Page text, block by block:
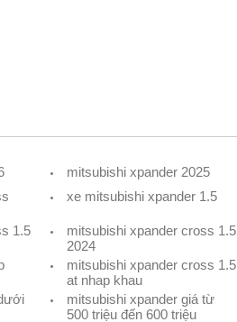
mitsubishi xpander 2025
xe mitsubishi xpander 1.5
1.5 mitsubishi xpander cross 1.5
2024
mitsubishi xpander cross 1.5
at nhap khau
mitsubishi xpander giá từ
500 triệu đến 600 triệu